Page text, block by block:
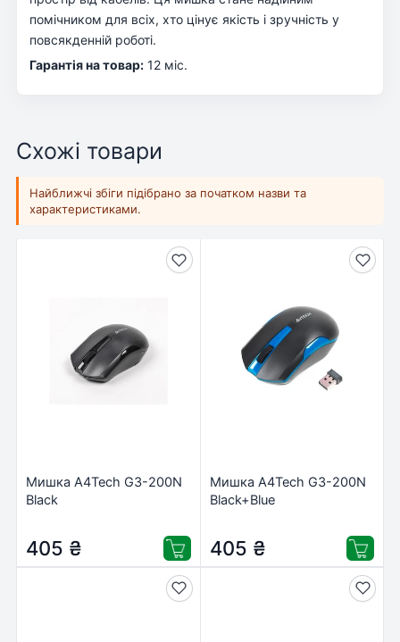
помічником для всіх, хто цінує якість і зручність у
повсякденній роботі.
Гарантія на товар: 12 міс.
Схожі товари
Найближчі збіги підібрано за початком назви та
характеристиками.
Мишка A4Tech G3-200N
Black
405 ₴
Мишка A4Tech G3-200N
Black+Blue
405 ₴